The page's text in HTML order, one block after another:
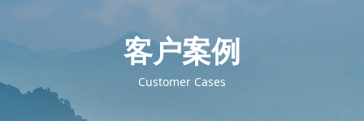
客户案例
Customer Cases